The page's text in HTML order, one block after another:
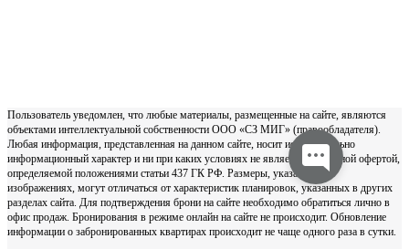
Пользователь уведомлен, что любые материалы, размещенные на сайте, являются
объектами интеллектуальной собственности ООО «СЗ МИГ» (правообладателя).
Любая информация, представленная на данном сайте, носит исключительно
информационный характер и ни при каких условиях не является публичной офертой,
определяемой положениями статьи 437 ГК РФ. Размеры, указанные на
изображениях, могут отличаться от характеристик планировок, указанных в других
разделах сайта. Для подтверждения брони на сайте необходимо обратиться лично в
офис продаж. Бронирования в режиме онлайн на сайте не происходит. Обновление
информации о забронированных квартирах происходит не чаще одного раза в сутки.